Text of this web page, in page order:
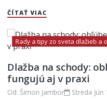
ČÍTAŤ VIAC
Rady a tipy zo sveta dlažieb a
Dlažba na schody:
fungujú aj v praxi
Od: Šimon Jambor Streda Jún